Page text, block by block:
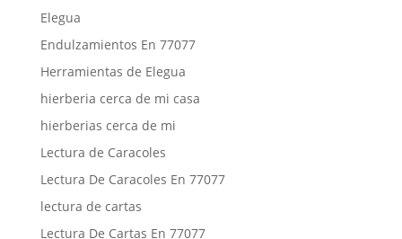
Elegua
Endulzamientos En 77077
Herramientas de Elegua
hierberia cerca de mi casa
hierberias cerca de mi
Lectura de Caracoles
Lectura De Caracoles En 77077
lectura de cartas
Lectura De Cartas En 77077